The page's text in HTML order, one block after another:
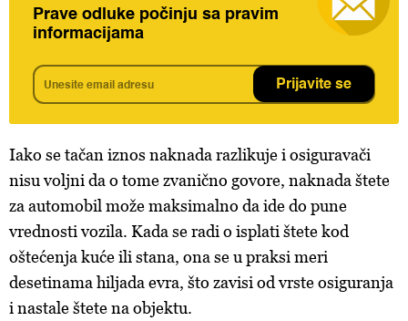
Prave odluke počinju sa pravim
informacijama
Prijavite se
Iako se tačan iznos naknada razlikuje i osiguravači
nisu voljni da o tome zvanično govore, naknada štete
za automobil može maksimalno da ide do pune
vrednosti vozila. Kada se radi o isplati štete kod
oštećenja kuće ili stana, ona se u praksi meri
desetinama hiljada evra, što zavisi od vrste osiguranja
i nastale štete na objektu.